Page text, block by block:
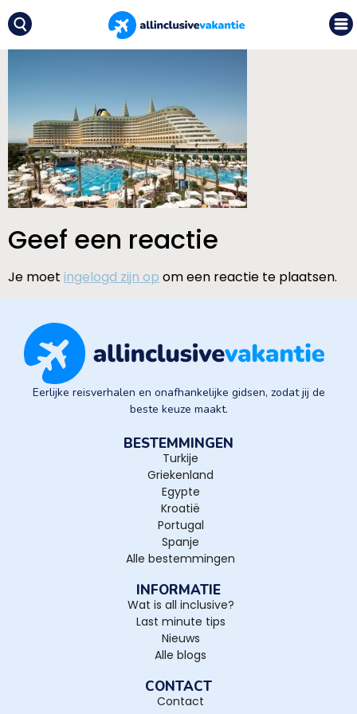
Geef een reactie
Je moet ingelogd zijn op om een reactie te plaatsen.
Eerlijke reisverhalen en onafhankelijke gidsen, zodat jij de
beste keuze maakt.
BESTEMMINGEN
Turkije
Griekenland
Egypte
Kroatië
Portugal
Spanje
Alle bestemmingen
INFORMATIE
Wat is all inclusive?
Last minute tips
Nieuws
Alle blogs
CONTACT
Contact